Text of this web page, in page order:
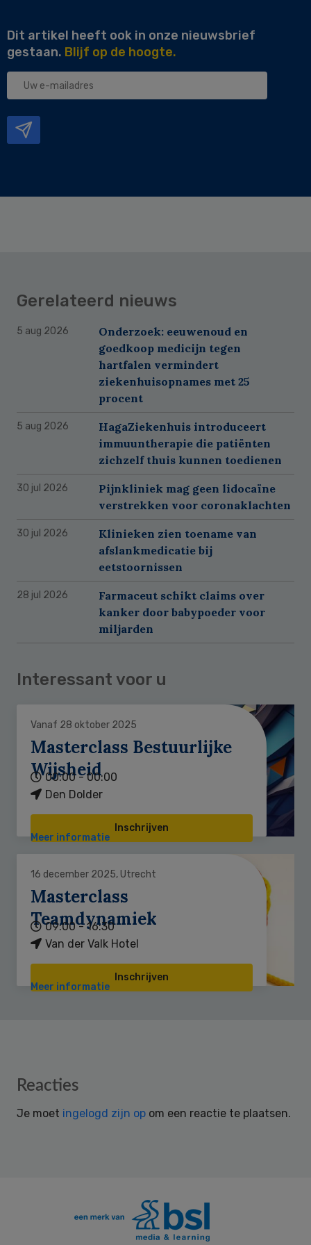
Dit artikel heeft ook in onze nieuwsbrief
gestaan. Blijf op de hoogte.
Uw
Gerelateerd nieuws
5 aug 2026
Onderzoek: eeuwenoud en
goedkoop medicijn tegen
hartfalen vermindert
ziekenhuisopnames met 25
procent
5 aug 2026
HagaZiekenhuis introduceert
immuuntherapie die patiënten
zichzelf thuis kunnen toedienen
30 jul 2026
Pijnkliniek mag geen lidocaïne
verstrekken voor coronaklachten
30 jul 2026
Klinieken zien toename van
afslankmedicatie bij
eetstoornissen
28 jul 2026
Farmaceut schikt claims over
kanker door babypoeder voor
miljarden
Interessant voor u
Vanaf 28 oktober 2025
Masterclass Bestuurlijke
Wijsheid
00:00 - 00:00
Den Dolder
Inschrijven
Meer informatie
16 december 2025, Utrecht
Masterclass
Teamdynamiek
09:00 - 16:30
Van der Valk Hotel
Inschrijven
Meer informatie
Reader
Reacties
Je moet ingelogd zijn op om een reactie te plaatsen.